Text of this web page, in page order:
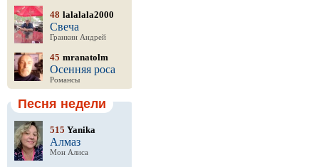
48 lalalala2000
Свеча
Гранкин Андрей
45 mranatolm
Осенняя роса
Романсы
Песня недели
515 Yanika
Алмаз
Мон Алиса